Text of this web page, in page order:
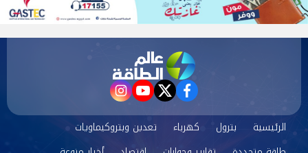
facebook
twitter
youtube
instagram
الرئيسية بترول كهرباء
تعدين وبتروكيماويات